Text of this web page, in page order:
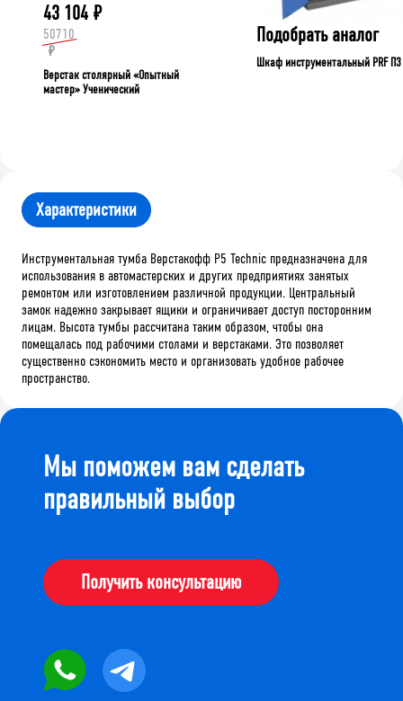
43 104 ₽
50710
₽
Верстак столярный «Опытный
мастер» Ученический
Подобрать аналог
Шкаф инструментальный PRF П3
Характеристики
Инструментальная тумба Верстакофф P5 Technic предназначена для
использования в автомастерских и других предприятиях занятых
ремонтом или изготовлением различной продукции. Центральный
замок надежно закрывает ящики и ограничивает доступ посторонним
лицам. Высота тумбы рассчитана таким образом, чтобы она
помещалась под рабочими столами и верстаками. Это позволяет
существенно сэкономить место и организовать удобное рабочее
пространство.
Мы поможем вам сделать
правильный выбор
Получить консультацию